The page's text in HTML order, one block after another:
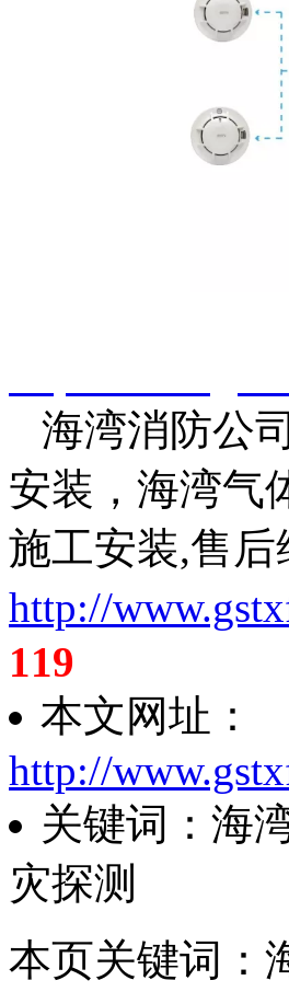
海湾消防公
安装，海湾气
施工安装,售
http://
119
本文网址：
http://
关键词：海
灾探测
本页关键词：